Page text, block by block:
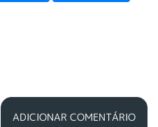
ADICIONAR COMENTÁRIO